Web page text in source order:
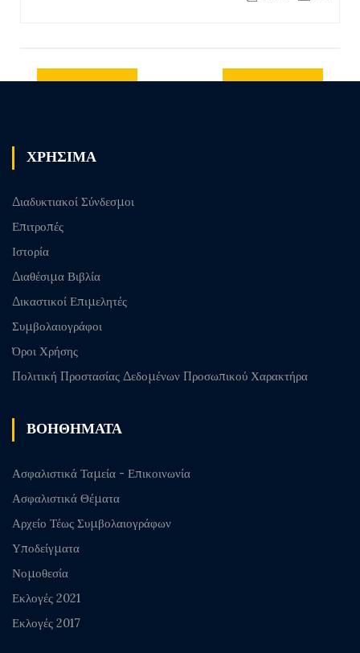
ΧΡΗΣΙΜΑ
Διαδυκτιακοί Σύνδεσμοι
Επιτροπές
Ιστορία
Διαθέσιμα Βιβλία
Δικαστικοί Επιμελητές
Συμβολαιογράφοι
Όροι Χρήσης
Πολιτική Προστασίας Δεδομένων Προσωπικού Χαρακτήρα
ΒΟΗΘΗΜΑΤΑ
Ασφαλιστικά Ταμεία - Επικοινωνία
Ασφαλιστικά Θέματα
Αρχείο Τέως Συμβολαιογράφων
Υποδείγματα
Νομοθεσία
Εκλογές 2021
Εκλογές 2017